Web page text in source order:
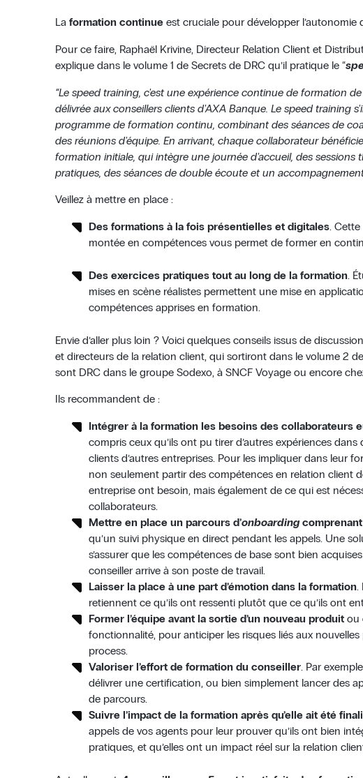
La formation continue est cruciale pour développer l’autonomie
Pour ce faire, Raphaël Krivine, Directeur Relation Client et
explique dans le volume 1 de Secrets de DRC qu’il pratique le “
“Le speed training, c'est une expérience continue de formation
délivrée aux conseillers clients d'AXA Banque. Le speed training
programme de formation continu, combinant des séances de
des réunions d'équipe. En arrivant, chaque collaborateur
formation initiale, qui intègre une journée d'accueil, des sessions
pratiques, des séances de double écoute et un
Veillez à mettre en place :
Des formations à la fois présentielles et digitales.
montée en compétences vous permet de former en
Des exercices pratiques tout au long de la formation.
mises en scène réalistes permettent une mise en
compétences apprises en formation.
Envie d’aller plus loin ? Voici quelques conseils issus de
et directeurs de la relation client, qui sortiront dans le volume 2
sont DRC dans le groupe Sodexo, à SNCF Voyage ou encore
Ils recommandent de :
Intégrer à la formation les besoins des collaborateurs
compris ceux qu’ils ont pu tirer d’autres expériences dans
clients d’autres entreprises. Pour les impliquer dans leur
non seulement partir des compétences en relation client
entreprise ont besoin, mais également de ce qui est
collaborateurs.
Mettre en place un parcours d’onboarding
qu’un suivi physique en direct pendant les appels. Une
s’assurer que les compétences de base sont bien
conseiller arrive à son poste de travail.
Laisser la place à une part d’émotion dans la formation.
retiennent ce qu’ils ont ressenti plutôt que ce qu’ils ont
Former l’équipe avant la sortie d’un nouveau produitou
fonctionnalité, pour anticiper les risques liés aux
process.
Valoriser l’effort de formation du conseiller. Par
délivrer une certification, ou bien simplement lancer des
de parcours.
Suivre l’impact de la formation après qu’elle ait été
appels de vos agents pour leur prouver qu’ils ont bien
pratiques, et qu’elles ont un impact réel sur la relation